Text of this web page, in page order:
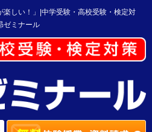
しい！」|中学受験・高校受験・検定対
ミナール